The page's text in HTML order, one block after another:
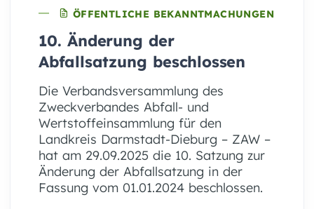
ÖFFENTLICHE BEKANNTMACHUNGEN
10. Änderung der
Abfallsatzung beschlossen
Die Verbandsversammlung des
Zweckverbandes Abfall- und
Wertstoffeinsammlung für den
Landkreis Darmstadt-Dieburg – ZAW –
hat am 29.09.2025 die 10. Satzung zur
Änderung der Abfallsatzung in der
Fassung vom 01.01.2024 beschlossen.